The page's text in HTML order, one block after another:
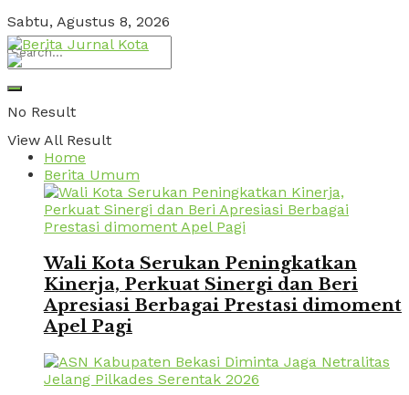
Sabtu, Agustus 8, 2026
No Result
View All Result
Home
Berita Umum
Wali Kota Serukan Peningkatkan
Kinerja, Perkuat Sinergi dan Beri
Apresiasi Berbagai Prestasi dimoment
Apel Pagi